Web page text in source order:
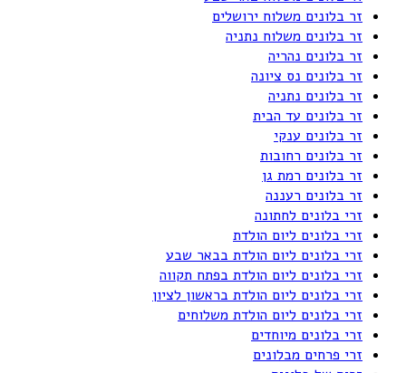
זר בלונים משלוח ירושלים
זר בלונים משלוח נתניה
זר בלונים נהריה
זר בלונים נס ציונה
זר בלונים נתניה
זר בלונים עד הבית
זר בלונים ענקי
זר בלונים רחובות
זר בלונים רמת גן
זר בלונים רעננה
זרי בלונים לחתונה
זרי בלונים ליום הולדת
זרי בלונים ליום הולדת בבאר שבע
זרי בלונים ליום הולדת בפתח תקווה
זרי בלונים ליום הולדת בראשון לציון
זרי בלונים ליום הולדת משלוחים
זרי בלונים מיוחדים
זרי פרחים מבלונים